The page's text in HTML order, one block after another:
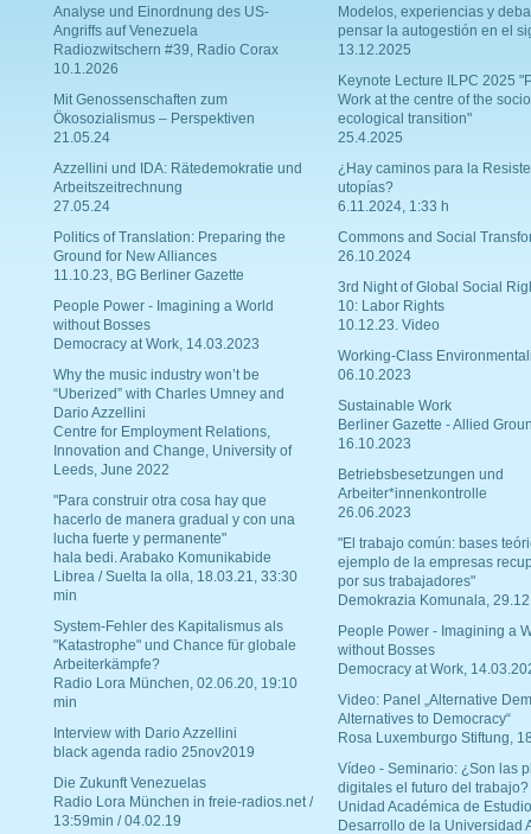
Analyse und Einordnung des US-
Angriffs auf Venezuela
Radiozwitschern #39, Radio Corax
10.1.2026
Mit Genossenschaften zum
Ökosozialismus – Perspektiven
21.05.24
Azzellini und IDA: Rätedemokratie und
Arbeitszeitrechnung
27.05.24
Politics of Translation: Preparing the
Ground for New Alliances
11.10.23, BG Berliner Gazette
People Power - Imagining a World
without Bosses
Democracy at Work, 14.03.2023
Why the music industry won’t be
“Uberized” with Charles Umney and
Dario Azzellini
Centre for Employment Relations,
Innovation and Change, University of
Leeds, June 2022
"Para construir otra cosa hay que
hacerlo de manera gradual y con una
lucha fuerte y permanente"
hala bedi. Arabako Komunikabide
Librea / Suelta la olla, 18.03.21, 33:30
min
System-Fehler des Kapitalismus als
"Katastrophe" und Chance für globale
Arbeiterkämpfe?
Radio Lora München, 02.06.20, 19:10
min
Interview with Dario Azzellini
black agenda radio 25nov2019
Die Zukunft Venezuelas
Radio Lora München in freie-radios.net /
13:59min / 04.02.19
Modelos, experiencias y
pensar la autogestión en el
13.12.2025
Keynote Lecture ILPC 2025
Work at the centre of the
ecological transition"
25.4.2025
¿Hay caminos para la
utopías?
6.11.2024, 1:33 h
Commons and Social
26.10.2024
3rd Night of Global Social
10: Labor Rights
10.12.23. Video
Working-Class
06.10.2023
Sustainable Work
Berliner Gazette - Allied
16.10.2023
Betriebsbesetzungen und
Arbeiter*innenkontrolle
26.06.2023
"El trabajo común: bases
ejemplo de la empresas
por sus trabajadores"
Demokrazia Komunala,
People Power - Imagining a
without Bosses
Democracy at Work,
Video: Panel „Alternative
Alternatives to Democracy“
Rosa Luxemburgo Stiftung,
Vídeo - Seminario: ¿Son las
digitales el futuro del trabajo?
Unidad Académica de
Desarrollo de la Universidad